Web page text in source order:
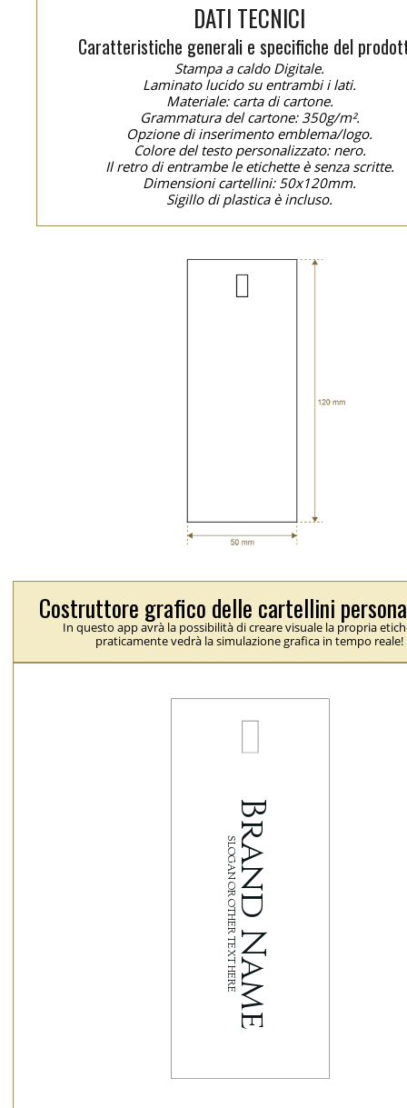
DATI TECNICI
Caratteristiche generali e specifiche del
Stampa a caldo Digitale.
Laminato lucido su entrambi i lati.
Materiale: carta di cartone.
Grammatura del cartone: 350g/m².
Opzione di inserimento emblema/logo.
Colore del testo personalizzato: nero.
Il retro di entrambe le etichette è senza scritte.
Dimensioni cartellini: 50x120mm.
Sigillo di plastica è incluso.
Costruttore grafico delle cartellini
In questo app avrà la possibilità di creare visuale la propria
praticamente vedrà la simulazione grafica in tempo reale!